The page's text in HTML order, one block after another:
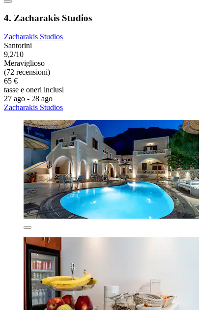
4. Zacharakis Studios
Zacharakis Studios
Santorini
9,2/10
Meraviglioso
(72 recensioni)
65 €
tasse e oneri inclusi
27 ago - 28 ago
Zacharakis Studios